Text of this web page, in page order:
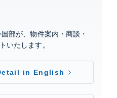
細
ルームタワー
イト
部が、物件案内・商談・
いたします。
in English